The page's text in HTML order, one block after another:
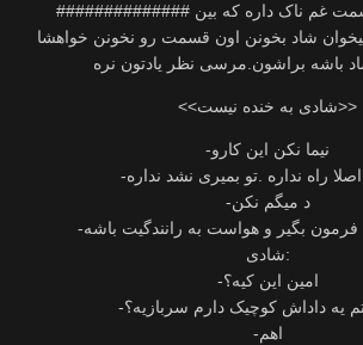
غم ناک داره که بین ##############
شاد بخونن اون قسمت رو نخونن خواهشا
باشه براشون.مرسی نظر یادتون نره
<<شادی به خنده نیست>>
-نیما نکن این کارو
راه نداره .تو بمیری نشد نداره
-د میگم نکن
بگیر و هواست به رانندگیت باشه
شادی:
-امین این کیه؟
یه داداش کوچیک دارم سربازیه؟
-اهم